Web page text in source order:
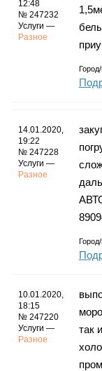
12:48
№ 247232
Услуги —
Разное
14.01.2020,
19:22
№ 247228
Услуги —
Разное
10.01.2020,
18:15
№ 247220
Услуги —
Разное
так